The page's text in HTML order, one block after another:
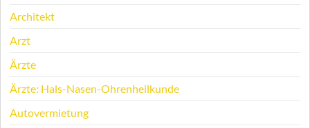
Architekt
Arzt
Ärzte
Ärzte: Hals-Nasen-Ohrenheilkunde
Autovermietung